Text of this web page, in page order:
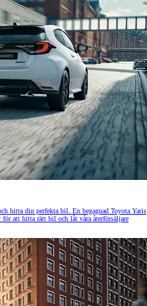
hitta din perfekta bil. En begagnad Toyota Yaris
att hitta rätt bil och låt våra återförsäljare